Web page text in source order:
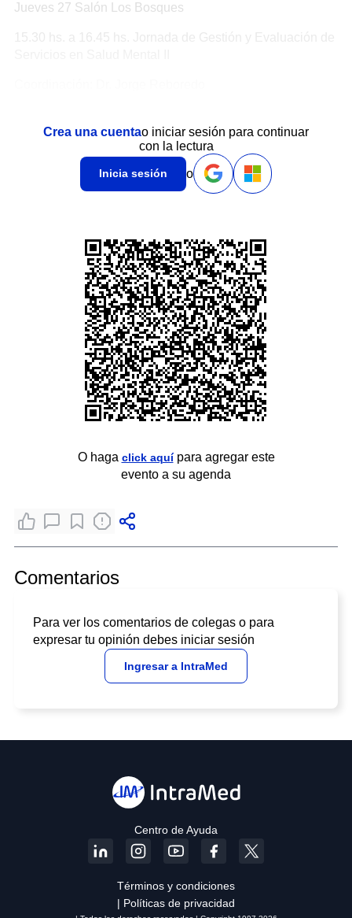
Jueves 27 Salón Los Bosques
Crea una cuentao iniciar sesión para continuar
con la lectura
Inicia sesión o
O haga click aquípara agregar este
evento a su agenda
Comentarios
Para ver los comentarios de colegas o para
expresar tu opinión debes iniciar sesión
Ingresar a IntraMed
Centro de Ayuda
Términos y condiciones
| Políticas de privacidad